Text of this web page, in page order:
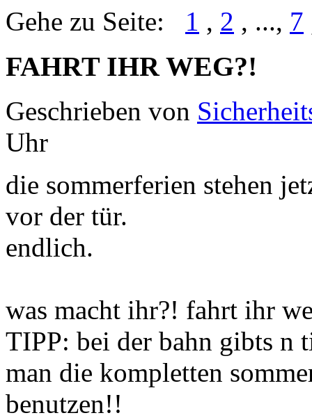
Gehe zu Seite: 1 , 2 , ..., 7
FAHRT IHR WEG?!
Geschrieben von
Uhr
die sommerferien stehen
vor der tür.
endlich.
was macht ihr?! fahrt ihr
TIPP: bei der bahn gibts n
man die kompletten
benutzen!!